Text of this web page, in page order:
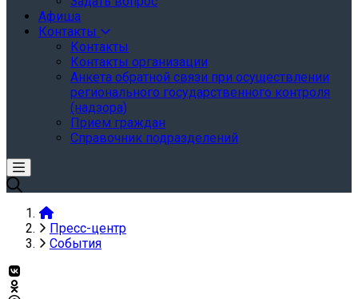
Афиша
Контакты
Контакты
Контакты организации
Анкета обратной связи при осуществлении
регионального государственного контроля
(надзора)
Прием граждан
Справочник подразделений
Пресс-центр
События